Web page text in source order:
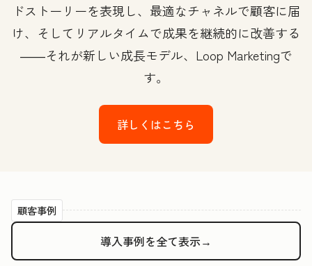
ドストーリーを表現し、最適なチャネルで顧客に届
け、そしてリアルタイムで成果を継続的に改善する
――それが新しい成長モデル、Loop Marketingで
す。
詳しくはこちら
顧客事例
導入事例を全て表示→